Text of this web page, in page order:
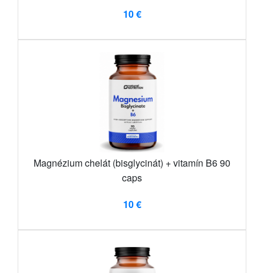
10 €
Magnézium chelát (bisglycinát) + vitamín B6 90
caps
10 €